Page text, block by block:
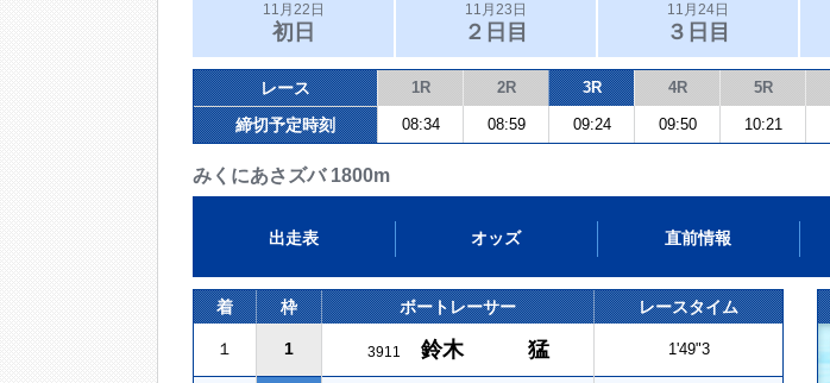
11月22日
初日
11月23日
２日目
11月24日
３日目
レース 1R 2R 3R 4R 5R
締切予定時刻 08:34 08:59 09:24 09:50 10:21
みくにあさズバ 1800m
出走表 オッズ 直前情報
着 枠 ボートレーサー レースタイム
１ 1 3911 鈴木 猛 1'49"3